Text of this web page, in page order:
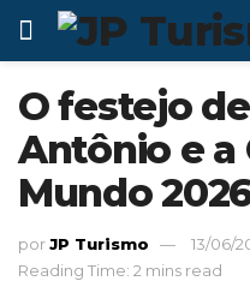
O festejo
Antônio e a
Mundo
porJP Turismo
13/06/
Reading Time: 2 mins read